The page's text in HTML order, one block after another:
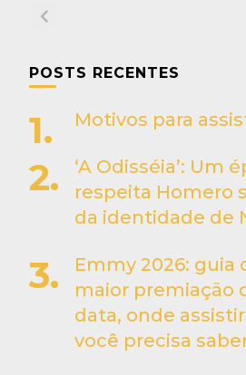
POSTS RECENTES
Motivos para
‘A Odisséia’: Um
respeita Homero
da identidade de
Emmy 2026: guia
maior premiação
data, onde
você precisa